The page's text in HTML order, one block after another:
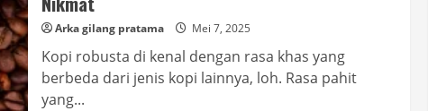
Arka gilang pratama Mei 7, 2025
Kopi robusta di kenal dengan rasa khas yang
berbeda dari jenis kopi lainnya, loh. Rasa pahit
yang...